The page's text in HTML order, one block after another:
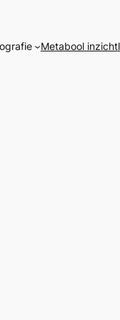
Metabool inzicht